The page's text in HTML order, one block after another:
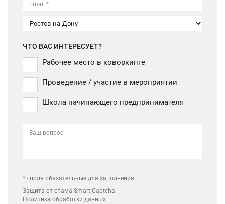
Email *
ЧТО ВАС ИНТЕРЕСУЕТ?
Рабочее место в коворкинге
Проведение / участие в мероприятии
Школа начинающего предпринимателя
Ваш вопрос
* - поля обязательные для заполнения
Защита от спама Smart Captcha
Политика обработки данных